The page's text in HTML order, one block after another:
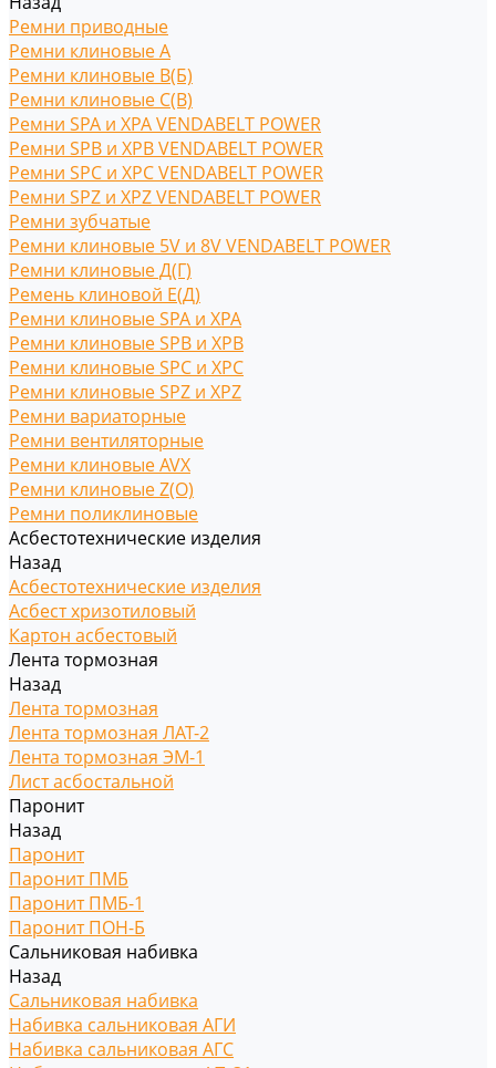
Ремни приводные
Ремни клиновые A
Ремни клиновые В(Б)
Ремни клиновые С(B)
Ремни SPA и XPA VENDABELT POWER
Ремни SPB и XPB VENDABELT POWER
Ремни SPC и XPC VENDABELT POWER
Ремни SPZ и XPZ VENDABELT POWER
Ремни зубчатые
Ремни клиновые 5V и 8V VENDABELT POWER
Ремни клиновые Д(Г)
Ремень клиновой Е(Д)
Ремни клиновые SPA и XPA
Ремни клиновые SPB и XPB
Ремни клиновые SPC и XPC
Ремни клиновые SPZ и XPZ
Ремни вариаторные
Ремни вентиляторные
Ремни клиновые AVX
Ремни клиновые Z(O)
Ремни поликлиновые
Асбестотехнические изделия
Назад
Асбестотехнические изделия
Асбест хризотиловый
Картон асбестовый
Лента тормозная
Назад
Лента тормозная
Лента тормозная ЛАТ-2
Лента тормозная ЭМ-1
Лист асбостальной
Паронит
Назад
Паронит
Паронит ПМБ
Паронит ПМБ-1
Паронит ПОН-Б
Сальниковая набивка
Назад
Сальниковая набивка
Набивка сальниковая АГИ
Набивка сальниковая АГС